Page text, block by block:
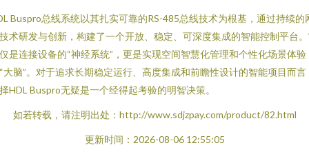
Buspro总线系统以其扎实可靠的RS-485总线技术为根基，通过持续的
术研发与创新，构建了一个开放、稳定、可深度集成的智能控制平台
是连接设备的“神经系统”，更是实现空间智慧化管理和个性化场景体验
大脑”。对于追求长期稳定运行、高度集成和前瞻性设计的智能项目而言
HDL Buspro无疑是一个经得起考验的明智决策。
如若转载，请注明出处：http://www.sdjzpay.com/product/82.html
更新时间：2026-08-06 12:55:05